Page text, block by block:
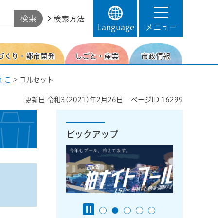
検索方法
Language
メニュー
くり・都市開発 しごと・産業 市政情報
こ > コルセット
更新日 令和3(2021)年2月26日 ページID 16299
ピックアップ